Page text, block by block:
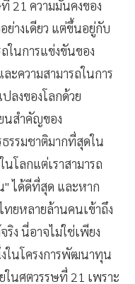
21 ความมั่นคงของ
ย่างเดียว แต่ขึ้นอยู่กับ
ในการแข่งขันของ
ะความสามารถในการ
ลงของโลกด้วย
นสำคัญของ
รรมชาติมากที่สุดใน
โลกแต่เราสามารถ
ได้ดีที่สุด และหาก
ทยหลายล้านคนเข้าถึง
ง นี่อาจไม่ใช่เพียง
ในโครงการพัฒนาทุน
นศตวรรษที่ 21 เพราะ